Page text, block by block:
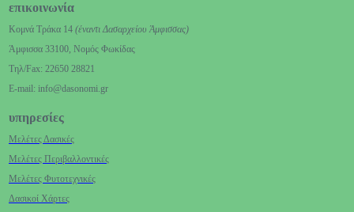
επικοινωνία
Κομνά Τράκα 14 (έναντι Δασαρχείου Άμφισσας)
Άμφισσα 33100, Νομός Φωκίδας
Tηλ/Fax: 22650 28821
E-mail: info@dasonomi.gr
υπηρεσίες
Μελέτες Δασικές
Μελέτες Περιβαλλοντικές
Μελέτες Φυτοτεχνικές
Δασικοί Χάρτες